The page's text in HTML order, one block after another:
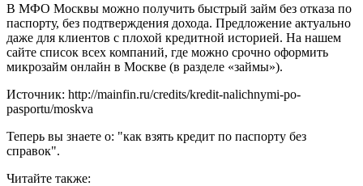
В МФО Москвы можно получить быстрый займ без отказа по
паспорту, без подтверждения дохода. Предложение актуально
даже для клиентов с плохой кредитной историей. На нашем
сайте список всех компаний, где можно срочно оформить
микрозайм онлайн в Москве (в разделе «займы»).
Источник: http://mainfin.ru/credits/kredit-nalichnymi-po-
pasportu/moskva
Теперь вы знаете о: "как взять кредит по паспорту без
справок".
Читайте также: